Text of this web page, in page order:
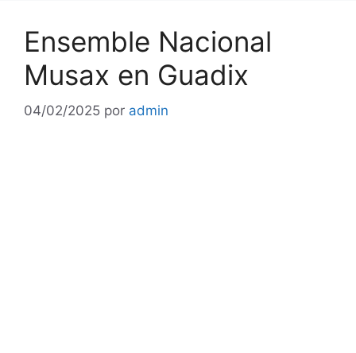
Ensemble Nacional
Musax en Guadix
04/02/2025 por admin